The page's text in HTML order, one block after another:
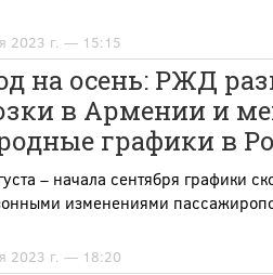
2023 г. — 15:15
на осень: РЖД
в Армении и
графики в
– начала сентября графики
изменениями
2023 г. — 18:20